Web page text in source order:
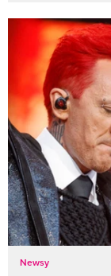
Newsy